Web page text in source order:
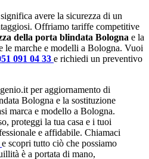
avere la sicurezza di un
Offriamo tariffe competitive
della porta blindata Bologna e la
le marche e modelli a Bologna. Vuoi
091 04 33 e richiedi un preventivo
per aggiornamento di
Bologna e la sostituzione
marca e modello a Bologna.
proteggi la tua casa e i tuoi
e affidabile. Chiamaci
e scopri tutto ciò che possiamo
è a portata di mano,